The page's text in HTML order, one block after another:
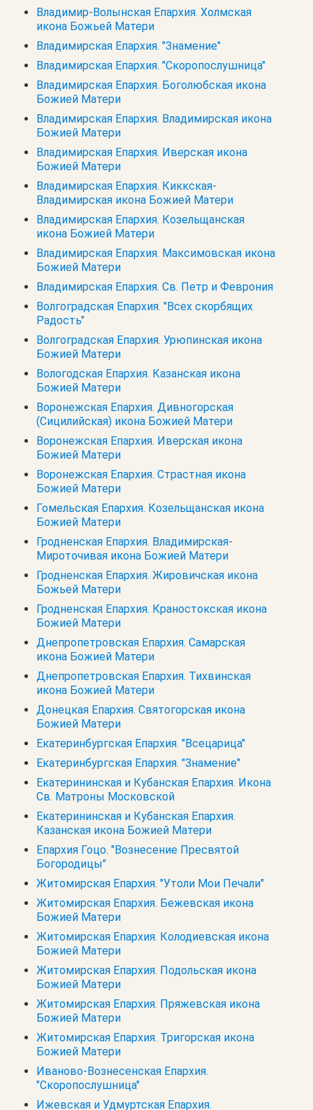
Владимир-Волынская Епархия. Холмская
икона Божьей Матери
Владимирская Епархия. "Знамение"
Владимирская Епархия. "Скоропослушница"
Владимирская Епархия. Боголюбская икона
Божией Матери
Владимирская Епархия. Владимирская икона
Божией Матери
Владимирская Епархия. Иверская икона
Божией Матери
Владимирская Епархия. Киккская-
Владимирская икона Божией Матери
Владимирская Епархия. Козельщанская
икона Божией Матери
Владимирская Епархия. Максимовская икона
Божией Матери
Владимирская Епархия. Св. Петр и Феврония
Волгоградская Епархия. "Всех скорбящих
Радость"
Волгоградская Епархия. Урюпинская икона
Божией Матери
Вологодская Епархия. Казанская икона
Божией Матери
Воронежская Епархия. Дивногорская
(Сицилийская) икона Божией Матери
Воронежская Епархия. Иверская икона
Божией Матери
Воронежская Епархия. Страстная икона
Божией Матери
Гомельская Епархия. Козельщанская икона
Божией Матери
Гродненская Епархия. Владимирская-
Мироточивая икона Божией Матери
Гродненская Епархия. Жировичская икона
Божьей Матери
Гродненская Епархия. Краностокская икона
Божией Матери
Днепропетровская Епархия. Самарская
икона Божией Матери
Днепропетровская Епархия. Тихвинская
икона Божией Матери
Донецкая Епархия. Святогорская икона
Божией Матери
Екатеринбургская Епархия. "Всецарица"
Екатеринбургская Епархия. "Знамение"
Екатерининская и Кубанская Епархия. Икона
Св. Матроны Московской
Екатерининская и Кубанская Епархия.
Казанская икона Божией Матери
Епархия Гоцо. "Вознесение Пресвятой
Богородицы"
Житомирская Епархия. "Утоли Мои Печали"
Житомирская Епархия. Бежевская икона
Божией Матери
Житомирская Епархия. Колодиевская икона
Божией Матери
Житомирская Епархия. Подольская икона
Божией Матери
Житомирская Епархия. Пряжевская икона
Божией Матери
Житомирская Епархия. Тригорская икона
Божией Матери
Иваново-Вознесенская Епархия.
"Скоропослушница"
Ижевская и Удмуртская Епархия.